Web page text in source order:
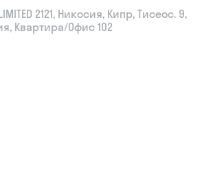
LIMITED 2121, Никосия, Кипр, Тисеос. 9,
Квартира/Офис 102